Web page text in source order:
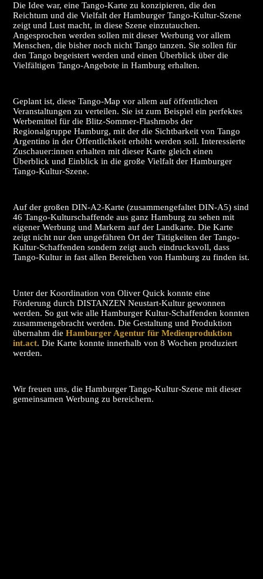
Die Idee war, eine Tango-Karte zu konzipieren, die den
Reichtum und die Vielfalt der Hamburger Tango-Kultur-Szene
zeigt und Lust macht, in diese Szene einzutauchen.
Angesprochen werden sollen mit dieser Werbung vor allem
Menschen, die bisher noch nicht Tango tanzen. Sie sollen für
den Tango begeistert werden und einen Überblick über die
Vielfältigen Tango-Angebote in Hamburg erhalten.
Geplant ist, diese Tango-Map vor allem auf öffentlichen
Veranstaltungen zu verteilen. Sie ist zum Beispiel ein perfektes
Werbemittel für die Blitz-Sommer-Flashmobs der
Regionalgruppe Hamburg, mit der die Sichtbarkeit von Tango
Argentino in der Öffentlichkeit erhöht werden soll. Interessierte
Zuschauer:innen erhalten mit dieser Karte gleich einen
Überblick und Einblick in die große Vielfalt der Hamburger
Tango-Kultur-Szene.
Auf der großen DIN-A2-Karte (zusammengefaltet DIN-A5) sind
46 Tango-Kulturschaffende aus ganz Hamburg zu sehen mit
eigener Werbung und Markern auf der Landkarte. Die Karte
zeigt nicht nur den ungefähren Ort der Tätigkeiten der Tango-
Kultur-Schaffenden sondern zeigt auch eindrucksvoll, dass
Tango-Kultur in fast allen Bereichen von Hamburg zu finden ist.
Unter der Koordination von Oliver Quick konnte eine
Förderung durch DISTANZEN Neustart-Kultur gewonnen
werden. So gut wie alle Hamburger Kultur-Schaffenden konnten
zusammengebracht werden. Die Gestaltung und Produktion
übernahm dieHamburger Agentur für Medienproduktion
int.act. Die Karte konnte innerhalb von 8 Wochen produziert
werden.
Wir freuen uns, die Hamburger Tango-Kultur-Szene mit dieser
gemeinsamen Werbung zu bereichern.